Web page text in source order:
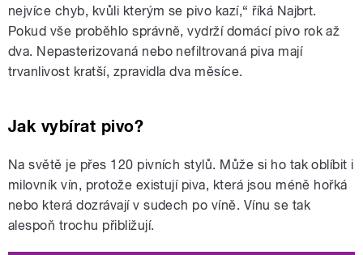
nejvíce chyb, kvůli kterým se pivo kazí,“ říká Najbrt.
Pokud vše proběhlo správně, vydrží domácí pivo rok až
dva. Nepasterizovaná nebo nefiltrovaná piva mají
trvanlivost kratší, zpravidla dva měsíce.
Jak vybírat pivo?
Na světě je přes 120 pivních stylů. Může si ho tak oblíbit i
milovník vín, protože existují piva, která jsou méně hořká
nebo která dozrávají v sudech po víně. Vínu se tak
alespoň trochu přibližují.